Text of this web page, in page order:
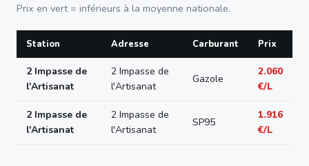
Prix en vert = inférieurs à la moyenne nationale.
Station Adresse Carburant Prix
2 Impasse de
l'Artisanat
2 Impasse de
l'Artisanat
Gazole
2.060
€/L
2 Impasse de
l'Artisanat
2 Impasse de
l'Artisanat
SP95
1.916
€/L